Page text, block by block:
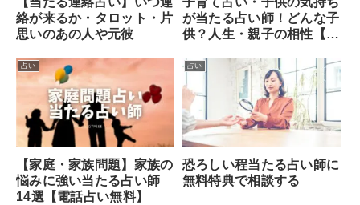
絡が来るか・タロット・片
思いのあの人や元彼
が当たる占い師！どんな子
供？人生・親子の相性【無
占い
【家庭・家族問題】家族の
悩みに強い当たる占い師
14選【電話占い無料】
占い
恐ろしい程当たる占い師に
無料特典で相談する